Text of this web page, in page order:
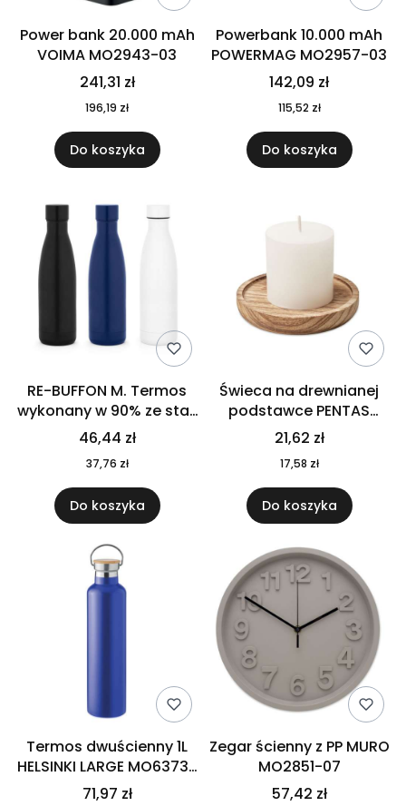
Power bank 20.000 mAh
VOIMA MO2943-03
241,31 zł
196,19 zł
Do koszyka
Powerbank 10.000 mAh
POWERMAG MO2957-03
142,09 zł
115,52 zł
Do koszyka
RE-BUFFON M. Termos
wykonany w 90% ze stali
nierdzewnej
pochodzącej z
recyklingu 520 ml 94294
46,44 zł
37,76 zł
Do koszyka
Świeca na drewnianej
podstawce PENTAS
MO6282-40
21,62 zł
17,58 zł
Do koszyka
Termos dwuścienny 1L
HELSINKI LARGE MO6373-
04
71,97 zł
Zegar ścienny z PP MURO
MO2851-07
57,42 zł